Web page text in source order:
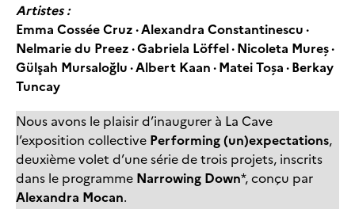
Artistes :
Emma Cossée Cruz · Alexandra Constantinescu ·
Nelmarie du Preez · Gabriela Löffel · Nicoleta Mureș ·
Gülşah Mursaloğlu · Albert Kaan · Matei Toșa · Berkay
Tuncay
Nous avons le plaisir d’inaugurer à La Cave
l’exposition collective Performing (un)expectations,
deuxième volet d’une série de trois projets, inscrits
dans le programme Narrowing Down*, conçu par
Alexandra Mocan.